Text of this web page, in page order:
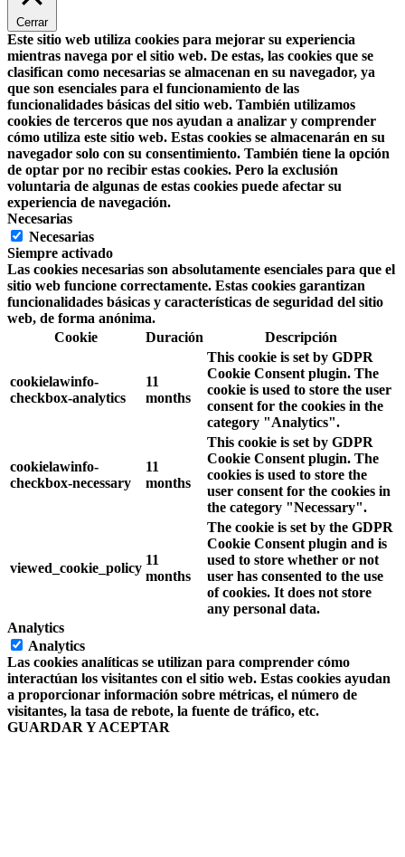
Cerrar
Este sitio web utiliza cookies para mejorar su experiencia
mientras navega por el sitio web. De estas, las cookies que se
clasifican como necesarias se almacenan en su navegador, ya
que son esenciales para el funcionamiento de las
funcionalidades básicas del sitio web. También utilizamos
cookies de terceros que nos ayudan a analizar y comprender
cómo utiliza este sitio web. Estas cookies se almacenarán en su
navegador solo con su consentimiento. También tiene la opción
de optar por no recibir estas cookies. Pero la exclusión
voluntaria de algunas de estas cookies puede afectar su
experiencia de navegación.
Necesarias
Necesarias
Siempre activado
Las cookies necesarias son absolutamente esenciales para que el
sitio web funcione correctamente. Estas cookies garantizan
funcionalidades básicas y características de seguridad del sitio
web, de forma anónima.
Cookie
Duración Descripción
cookielawinfo-
checkbox-analytics
11
months
This cookie is set by GDPR
Cookie Consent plugin. The
cookie is used to store the user
consent for the cookies in the
category "Analytics".
cookielawinfo-
checkbox-necessary
11
months
This cookie is set by GDPR
Cookie Consent plugin. The
cookies is used to store the
user consent for the cookies in
the category "Necessary".
viewed_cookie_policy
11
months
The cookie is set by the GDPR
Cookie Consent plugin and is
used to store whether or not
user has consented to the use
of cookies. It does not store
any personal data.
Analytics
Analytics
Las cookies analíticas se utilizan para comprender cómo
interactúan los visitantes con el sitio web. Estas cookies ayudan
a proporcionar información sobre métricas, el número de
visitantes, la tasa de rebote, la fuente de tráfico, etc.
GUARDAR Y ACEPTAR